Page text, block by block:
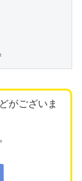
がございま